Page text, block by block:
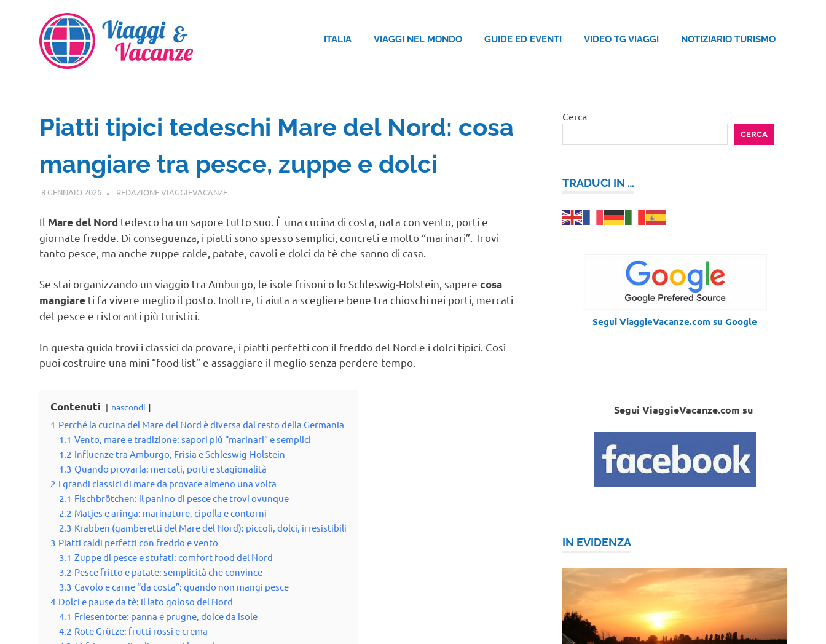
contenuto
ITALIA VIAGGI NEL MONDO GUIDE ED EVENTI VIDEO TG VIAGGI NOTIZIARIO TURISMO
Piatti tipici tedeschi Mare del Nord: cosa
mangiare tra pesce, zuppe e dolci
8 GENNAIO 2026 REDAZIONE VIAGGIEVACANZEGUIDE
Il Mare del Nord tedesco ha un sapore tutto suo. È una cucina di costa, nata con vento, porti e
giornate fredde. Di conseguenza, i piatti sono spesso semplici, concreti e molto “marinari”. Trovi
tanto pesce, ma anche zuppe calde, patate, cavoli e dolci da tè che sanno di casa.
Se stai organizzando un viaggio tra Amburgo, le isole frisoni o lo Schleswig-Holstein, sapere cosa
mangiare ti fa vivere meglio il posto. Inoltre, ti aiuta a scegliere bene tra chioschi nei porti, mercati
del pesce e ristoranti più turistici.
In questa guida trovi i classici da provare, i piatti perfetti con il freddo del Nord e i dolci tipici. Così
puoi costruire una mini “food list” e assaggiare il meglio senza perdere tempo.
Contenuti nascondi
1 Perché la cucina del Mare del Nord è diversa dal resto della Germania
1.1 Vento, mare e tradizione: sapori più “marinari” e semplici
1.2 Influenze tra Amburgo, Frisia e Schleswig-Holstein
1.3 Quando provarla: mercati, porti e stagionalità
2 I grandi classici di mare da provare almeno una volta
2.1 Fischbrötchen: il panino di pesce che trovi ovunque
2.2 Matjes e aringa: marinature, cipolla e contorni
2.3 Krabben (gamberetti del Mare del Nord): piccoli, dolci, irresistibili
3 Piatti caldi perfetti con freddo e vento
3.1 Zuppe di pesce e stufati: comfort food del Nord
3.2 Pesce fritto e patate: semplicità che convince
3.3 Cavolo e carne “da costa”: quando non mangi pesce
4 Dolci e pause da tè: il lato goloso del Nord
4.1 Friesentorte: panna e prugne, dolce da isole
4.2 Rote Grütze: frutti rossi e crema
Cerca
CERCA
TRADUCI IN …
Segui ViaggieVacanze.com su Google
Segui ViaggieVacanze.com su
IN EVIDENZA